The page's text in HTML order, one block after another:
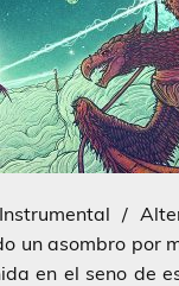
/
un asombro por
en el seno de